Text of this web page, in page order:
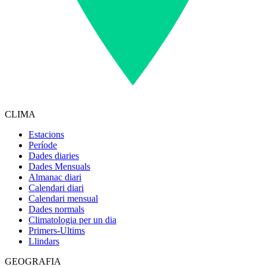
CLIMA
Estacions
Període
Dades diaries
Dades Mensuals
Almanac diari
Calendari diari
Calendari mensual
Dades normals
Climatologia per un dia
Primers-Ultims
Llindars
GEOGRAFIA